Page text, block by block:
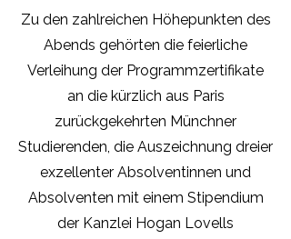
Zu den zahlreichen Höhepunkten des
Abends gehörten die feierliche
Verleihung der Programmzertifikate
an die kürzlich aus Paris
zurückgekehrten Münchner
Studierenden, die Auszeichnung dreier
exzellenter Absolventinnen und
Absolventen mit einem Stipendium
der Kanzlei Hogan Lovells